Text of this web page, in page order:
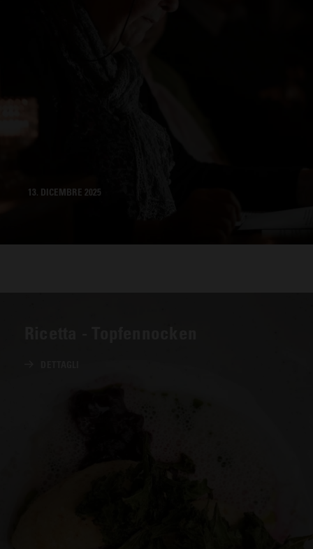
13. DICEMBRE 2025